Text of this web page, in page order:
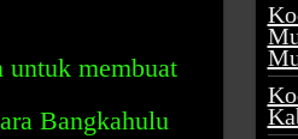
untuk membuat
Bangkahulu